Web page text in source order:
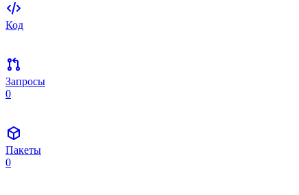
Код
Запросы
0
Пакеты
0